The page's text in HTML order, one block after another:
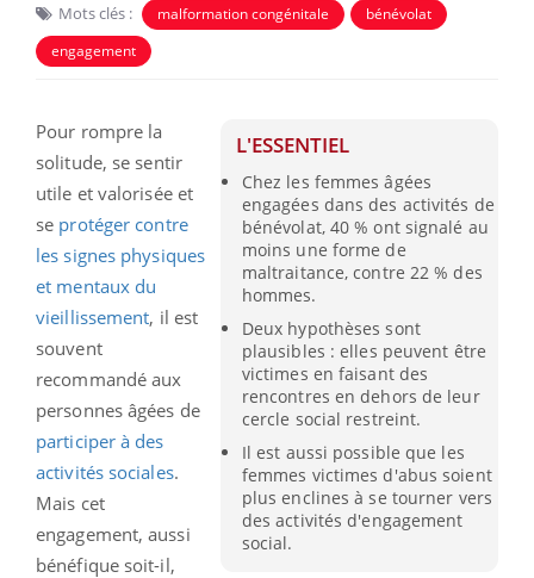
Mots clés : malformation congénitale
bénévolat
engagement
L'ESSENTIEL
Chez les femmes âgées
engagées dans des activités de
bénévolat, 40 % ont signalé au
moins une forme de
maltraitance, contre 22 % des
hommes.
Deux hypothèses sont
plausibles : elles peuvent être
victimes en faisant des
rencontres en dehors de leur
cercle social restreint.
Il est aussi possible que les
femmes victimes d'abus soient
plus enclines à se tourner vers
des activités d'engagement
social.
Pour rompre la
solitude, se sentir
utile et valorisée et
se protéger contre
les signes physiques
et mentaux du
vieillissement, il est
souvent
recommandé aux
personnes âgées de
participer à des
activités sociales.
Mais cet
engagement, aussi
bénéfique soit-il,